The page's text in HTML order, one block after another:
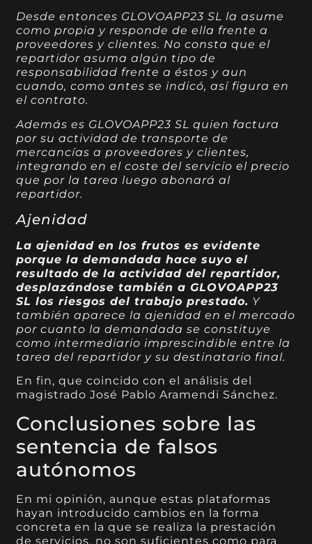
Desde entonces GLOVOAPP23 SL la asume
como propia y responde de ella frente a
proveedores y clientes. No consta que el
repartidor asuma algún tipo de
responsabilidad frente a éstos y aun
cuando, como antes se indicó, así figura en
el contrato.
Además es GLOVOAPP23 SL quien factura
por su actividad de transporte de
mercancías a proveedores y clientes,
integrando en el coste del servicio el precio
que por la tarea luego abonará al
repartidor.
Ajenidad
La ajenidad en los frutos es evidente
porque la demandada hace suyo el
resultado de la actividad del repartidor,
desplazándose también a GLOVOAPP23
SL los riesgos del trabajo prestado. Y
también aparece la ajenidad en el mercado
por cuanto la demandada se constituye
como intermediario imprescindible entre la
tarea del repartidor y su destinatario final.
En fin, que coincido con el análisis del
magistrado José Pablo Aramendi Sánchez.
Conclusiones sobre las
sentencia de falsos
autónomos
En mi opinión, aunque estas plataformas
hayan introducido cambios en la forma
concreta en la que se realiza la prestación
de servicios, no son suficientes como para